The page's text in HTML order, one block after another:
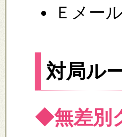
Ｅメー
対局ル
◆無差別